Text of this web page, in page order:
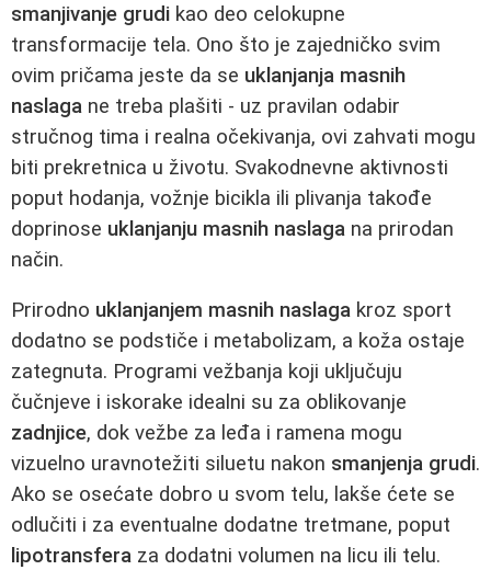
smanjivanje grudi kao deo celokupne
transformacije tela. Ono što je zajedničko svim
ovim pričama jeste da se uklanjanja masnih
naslaga ne treba plašiti - uz pravilan odabir
stručnog tima i realna očekivanja, ovi zahvati mogu
biti prekretnica u životu. Svakodnevne aktivnosti
poput hodanja, vožnje bicikla ili plivanja takođe
doprinose uklanjanju masnih naslaga na prirodan
način.
Prirodno uklanjanjem masnih naslaga kroz sport
dodatno se podstiče i metabolizam, a koža ostaje
zategnuta. Programi vežbanja koji uključuju
čučnjeve i iskorake idealni su za oblikovanje
zadnjice, dok vežbe za leđa i ramena mogu
vizuelno uravnotežiti siluetu nakon smanjenja grudi.
Ako se osećate dobro u svom telu, lakše ćete se
odlučiti i za eventualne dodatne tretmane, poput
lipotransfera za dodatni volumen na licu ili telu.